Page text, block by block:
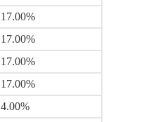
17.00%
17.00%
17.00%
17.00%
4.00%